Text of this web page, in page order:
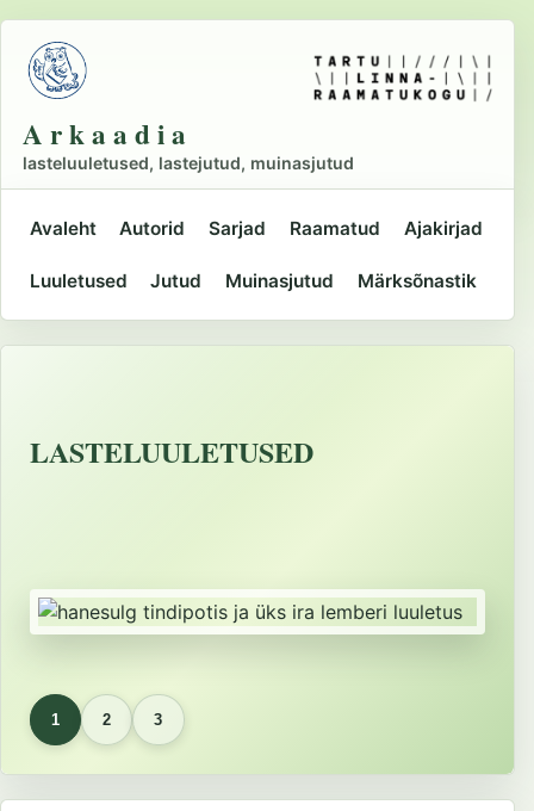
Liigu
põhisisu
juurde
A r k a a d i a
lasteluuletused, lastejutud, muinasjutud
Peamine
navigatsioon
Avaleht Autorid Sarjad Raamatud Ajakirjad
Luuletused Jutud Muinasjutud Märksõnastik
LASTELUULETUSED
1 2 3